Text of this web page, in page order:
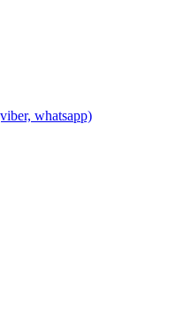
whatsapp)